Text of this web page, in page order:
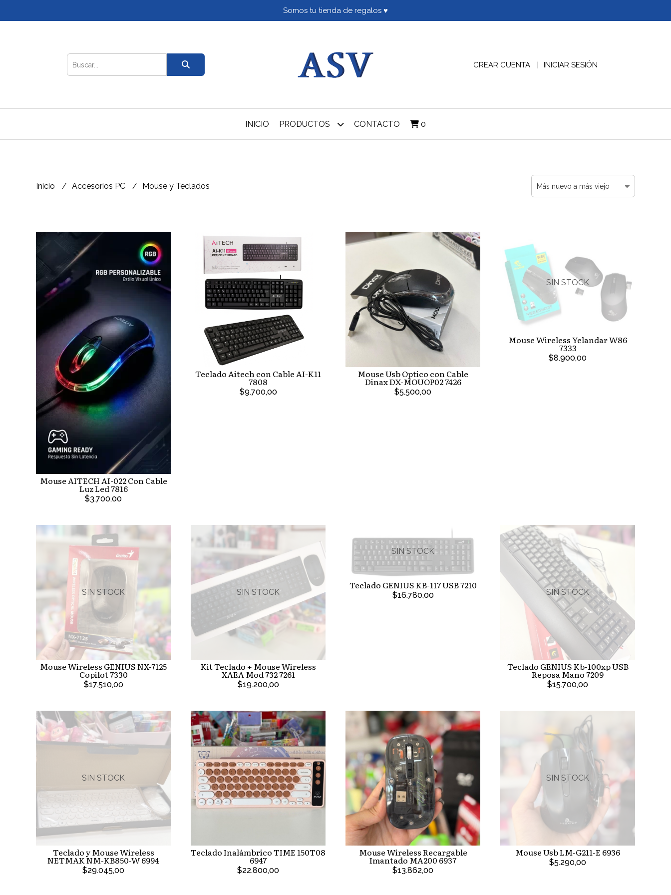
Somos tu tienda de regalos ♥
CREAR CUENTA INICIAR SESIÓN
INICIO PRODUCTOS CONTACTO 0
Inicio Accesorios PC Mouse y Teclados
Mouse AITECH AI-022 Con Cable
Luz Led 7816
$3.700,00
Teclado Aitech con Cable AI-K11
7808
$9.700,00
Mouse Usb Optico con Cable
Dinax DX-MOUOP02 7426
$5.500,00
SIN STOCK
Mouse Wireless Yelandar W86
7333
$8.900,00
SIN STOCK
Mouse Wireless GENIUS NX-7125
Copilot 7330
$17.510,00
SIN STOCK
Kit Teclado + Mouse Wireless
XAEA Mod 732 7261
$19.200,00
SIN STOCK
Teclado GENIUS KB-117 USB 7210
$16.780,00 SIN STOCK
Teclado GENIUS Kb-100xp USB
Reposa Mano 7209
$15.700,00
SIN STOCK
Teclado y Mouse Wireless
NETMAK NM-KB850-W 6994
$29.045,00
Teclado Inalámbrico TIME 150T08
6947
$22.800,00
Mouse Wireless Recargable
Imantado MA200 6937
$13.862,00
SIN STOCK
Mouse Usb LM-G211-E 6936
$5.290,00